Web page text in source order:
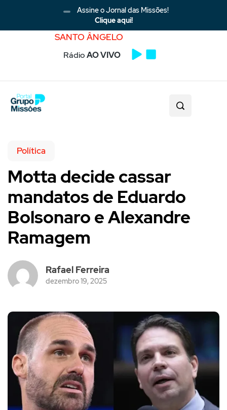
Assine o Jornal das Missões!
Clique aqui!
SANTO ÂNGELO
RádioAO VIVO
Política
Motta decide cassar
mandatos de Eduardo
Bolsonaro e Alexandre
Ramagem
Rafael Ferreira
dezembro 19, 2025